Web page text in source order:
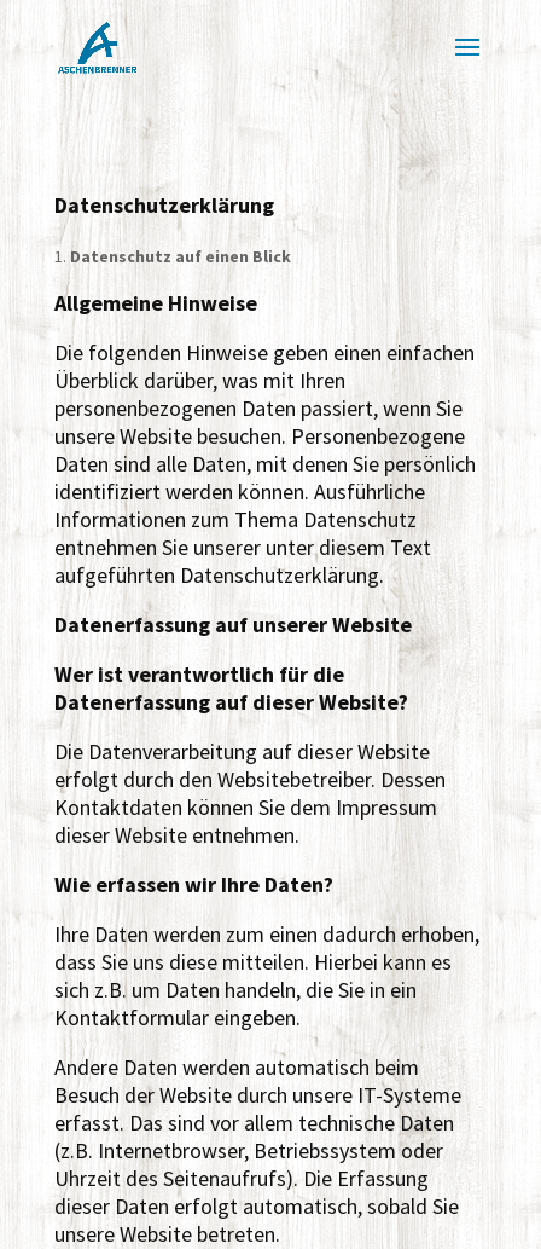
Datenschutzerklärung
Datenschutz auf einen Blick
Allgemeine Hinweise
Die folgenden Hinweise geben einen einfachen
Überblick darüber, was mit Ihren
personenbezogenen Daten passiert, wenn Sie
unsere Website besuchen. Personenbezogene
Daten sind alle Daten, mit denen Sie persönlich
identifiziert werden können. Ausführliche
Informationen zum Thema Datenschutz
entnehmen Sie unserer unter diesem Text
aufgeführten Datenschutzerklärung.
Datenerfassung auf unserer Website
Wer ist verantwortlich für die
Datenerfassung auf dieser Website?
Die Datenverarbeitung auf dieser Website
erfolgt durch den Websitebetreiber. Dessen
Kontaktdaten können Sie dem Impressum
dieser Website entnehmen.
Wie erfassen wir Ihre Daten?
Ihre Daten werden zum einen dadurch erhoben,
dass Sie uns diese mitteilen. Hierbei kann es
sich z.B. um Daten handeln, die Sie in ein
Kontaktformular eingeben.
Andere Daten werden automatisch beim
Besuch der Website durch unsere IT-Systeme
erfasst. Das sind vor allem technische Daten
(z.B. Internetbrowser, Betriebssystem oder
Uhrzeit des Seitenaufrufs). Die Erfassung
dieser Daten erfolgt automatisch, sobald Sie
unsere Website betreten.